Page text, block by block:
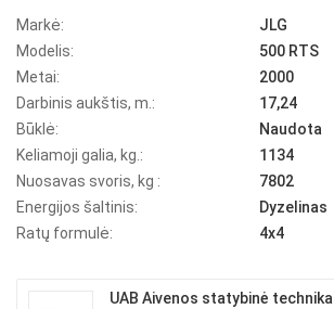
Markė:
JLG
Modelis:
500 RTS
Metai:
2000
Darbinis aukštis, m.:
17,24
Būklė:
Naudota
Keliamoji galia, kg.:
1134
Nuosavas svoris, kg :
7802
Energijos šaltinis:
Dyzelinas
Ratų formulė:
4x4
UAB Aivenos statybinė technika